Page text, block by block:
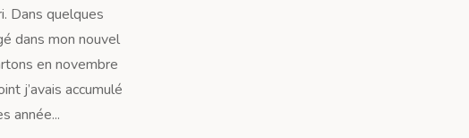
Dans quelques
dans mon nouvel
en novembre
j’avais accumulé
année...